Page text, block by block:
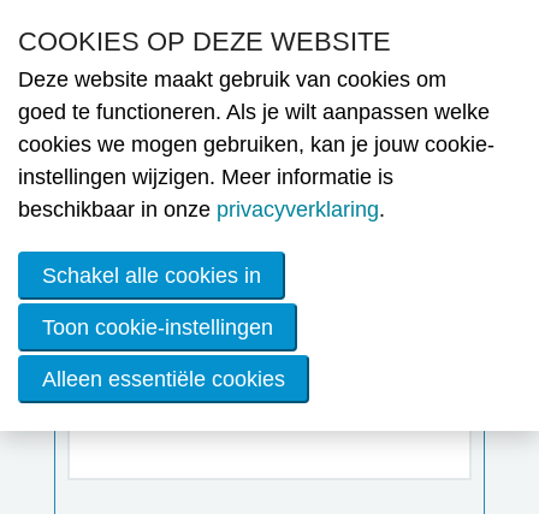
MENU
Nieuws
Vrij zoeken
COOKIES OP DEZE WEBSITE
Deze website maakt gebruik van cookies om
goed te functioneren. Als je wilt aanpassen welke
cookies we mogen gebruiken, kan je jouw cookie-
instellingen wijzigen. Meer informatie is
beschikbaar in onze privacyverklaring.
Schakel alle cookies in
Toon cookie-instellingen
Alleen essentiële cookies